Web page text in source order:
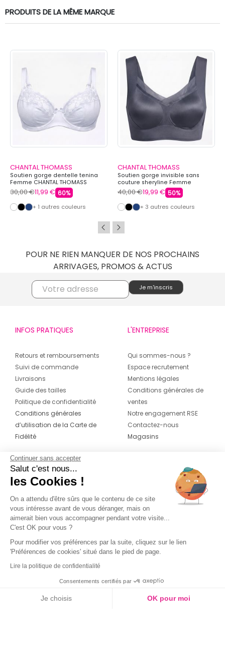
PRODUITS DE LA MÊME MARQUE
CHANTAL THOMASS
Soutien gorge dentelle tenina
Femme CHANTAL THOMASS
30,00 €11,99 € 60%
+ 1 autres couleurs
CHANTAL THOMASS
Soutien gorge invisible sans
couture sheryline Femme
CHANTAL THOMASS
40,00 €19,99 € 50%
+ 3 autres couleurs
POUR NE RIEN MANQUER DE NOS PROCHAINS
ARRIVAGES, PROMOS & ACTUS
INFOS PRATIQUES
Retours et remboursements
Suivi de commande
Livraisons
Guide des tailles
Politique de confidentialité
Conditions générales
d’utilisation de la Carte de
Fidélité
L'ENTREPRISE
Qui sommes-nous ?
Espace recrutement
Mentions légales
Conditions générales de
ventes
Notre engagement RSE
Contactez-nous
Magasins
CONTACT
04 42 20 78 42
Du lundi au jeudi de 8h30 à 16h30 & le
vendredi de 8h30 à 15h30
Continuer sans accepter
Salut c'est nous...
les Cookies !
On a attendu d'être sûrs que le contenu de ce site
vous intéresse avant de vous déranger, mais on
aimerait bien vous accompagner pendant votre visite...
C'est OK pour vous ?
Pour modifier vos préférences par la suite, cliquez sur le lien
'Préférences de cookies' situé dans le pied de page.
Lire la politique de confidentialité
Consentements certifiés par
Je choisis OK pour moi